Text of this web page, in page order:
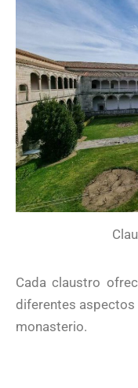
Cada claustro
diferentes aspectos
monasterio.